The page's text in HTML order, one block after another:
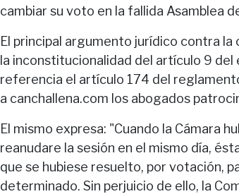
cambiar su voto en la fallida Asamblea
El principal argumento jurídico contra
la inconstitucionalidad del artículo 9
referencia el artículo 174 del
a canchallena.com los abogados
El mismo expresa: "Cuando la Cámara
reanudare la sesión en el mismo día,
que se hubiese resuelto, por votación,
determinado. Sin perjuicio de ello, la